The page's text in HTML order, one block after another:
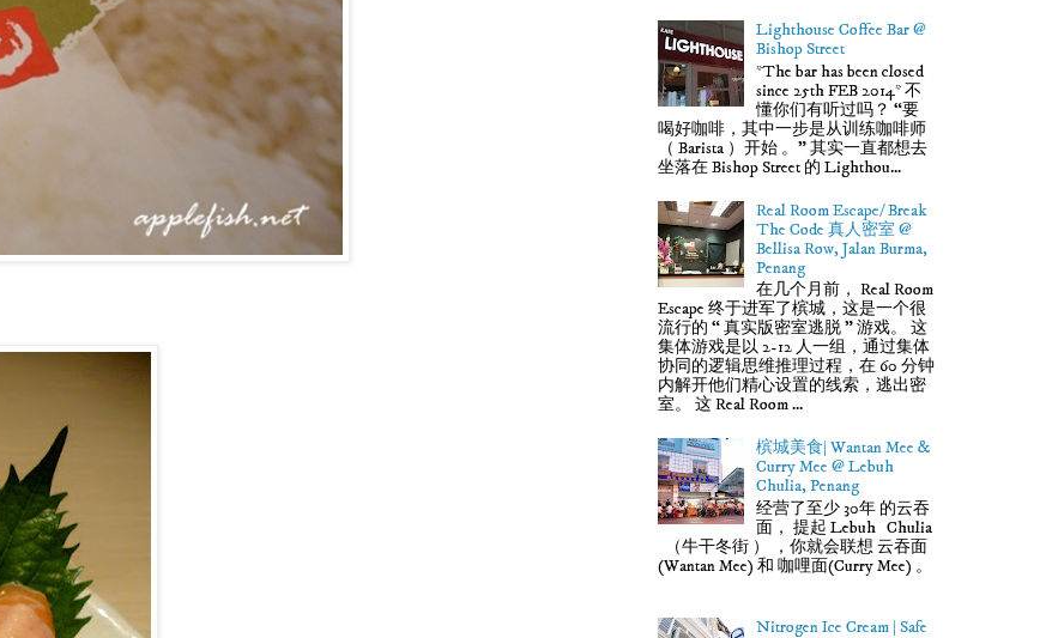
Lighthouse Coffee Bar @
Bishop Street
*The bar has been closed
since 25th FEB 2014* 不
懂你们有听过吗？ “要
喝好咖啡，其中一步是从训练咖啡师
（ Barista ）开始 。” 其实一直都想去
坐落在 Bishop Street 的 Lighthou...
Real Room Escape/ Break
The Code 真人密室 @
Bellisa Row, Jalan Burma,
Penang
在几个月前， Real Room
Escape 终于进军了槟城，这是一个很
流行的 “ 真实版密室逃脱 ” 游戏。 这
集体游戏是以 2-12 人一组，通过集体
协同的逻辑思维推理过程，在 60 分钟
内解开他们精心设置的线索，逃出密
室。 这 Real Room ...
槟城美食| Wantan Mee &
Curry Mee @ Lebuh
Chulia, Penang
经营了至少 30年 的云吞
面， 提起 Lebuh Chulia
（牛干冬街 ） ，你就会联想 云吞面
(Wantan Mee) 和 咖哩面(Curry Mee) 。
Nitrogen Ice Cream | Safe